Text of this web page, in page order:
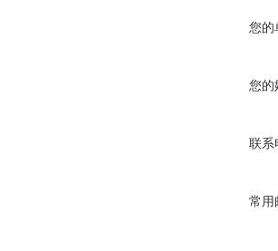
您的
您的
联系
常用